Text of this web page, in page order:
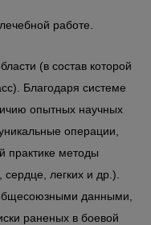
работе.
(в состав которой
Благодаря системе
опытных научных
операции,
практике методы
легких и др.).
данными,
раненых в боевой